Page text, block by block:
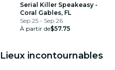
Serial Killer Speakeasy -
Coral Gables, FL
Sep 25 - Sep 26
À partir de$57.75
Lieux incontournables